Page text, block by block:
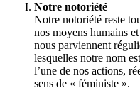
Notre notoriété
Notre notoriété reste
nos moyens humains
nous parviennent
lesquelles notre nom
l’une de nos actions,
sens de « féministe ».